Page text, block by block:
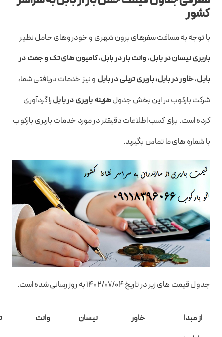
کشور
با توجه به مسافت سفرهای برون شهری و خودروهای حامل نظیر
باربری نیسان در بابل،وانت بار در بابل،کامیون های تک و جفت در
بابل،خاور در بابل، باربری تریلی در بابل و نیز خدمات دریافتی شما،
شرکت بارکوب در این بخش جدولهزینه باربری در بابلرا گردآوری
کرده است. برای کسب اطلاعات دقیقتر در مورد خدمات باربری بارکوب
با شماره های ما تماس بگیرید.
جدول قیمت های زیر در تاریخ ۱۴۰۲/۰۷/۰۴ به روز رسانی شده است.
از مبدا
خاور نیسان وانت